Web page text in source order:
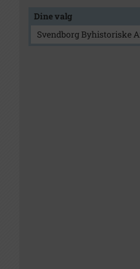
Dine valg
Svendborg Byhistoriske